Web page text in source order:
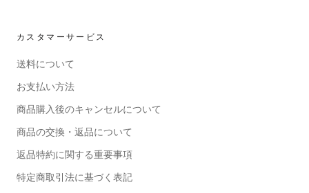
カスタマーサービス
送料について
お支払い方法
商品購入後のキャンセルについて
商品の交換・返品について
返品特約に関する重要事項
特定商取引法に基づく表記